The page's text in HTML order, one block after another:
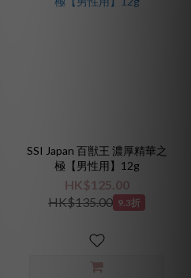
SSI Japan 百獣王 濃厚精華之
極【男性用】12g
HK$125.00
HK$135.00 9.3折